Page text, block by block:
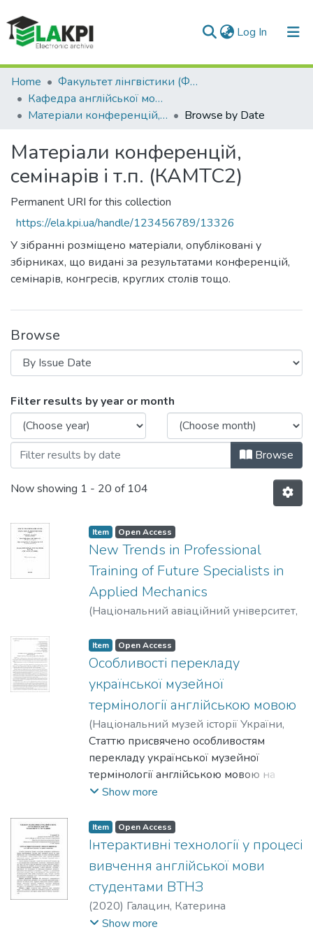
Log In (current)
Communities & Collections
All of DSpace
Home
Факультет лінгвістики (ФЛ)
Кафедра англійської мови технічного спрямування №2 (КАМТС2)
Матеріали конференцій, семінарів і т.п. (КАМТС2)
Browse by Date
Матеріали конференцій,
семінарів і т.п. (КАМТС2)
Permanent URI for this collection
https://ela.kpi.ua/handle/123456789/13326
У зібранні розміщено матеріали, опубліковані у
збірниках, що видані за результатами конференцій,
семінарів, конгресів, круглих столів тощо.
Browse
Browsing Матеріали конференцій,
Filter results by year or month
Browse
Now showing 1 - 20 of 104
Item Open Access
New Trends in Professional
Training of Future Specialists in
Applied Mechanics
(Національний авіаційний університет,
Item Open Access
Особливості перекладу
української музейної
термінології англійською мовою
(Національний музей історії України,
2020)Дегтяренко, Марина Олексіївна
Статтю присвячено особливостям
перекладу української музейної
термінології англійською мовою на
прикладі роботи перекладача –
науково-видавничої діяльності
Національного музею історії України. У
розвідці проаналізовано декілька
категорій перекладу наукових текстів
та їхніх складників, наведені приклади
передачі музейної професійної
термінології англійською мовою,
Show more
Item Open Access
Інтерактивні технології у процесі
вивчення англійської мови
студентами ВТНЗ
(2020) Галацин, Катерина
Олександрівна
Show more